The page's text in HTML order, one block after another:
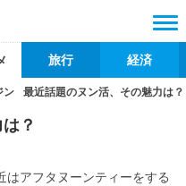
旅行 経済
ン 最近話題のヌン活、その魅力は？
？
はアフタヌーンティーをする